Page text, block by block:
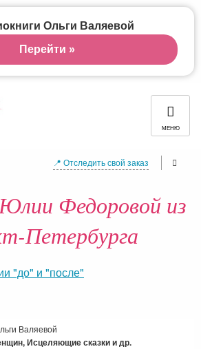
МЕНЮ
📍 Отследить свой заказ
Федоровой из
Петербурга
"до" и "после"
Валяевой
Исцеляющие сказки и др.
Ольги Валяевой
Перейти »